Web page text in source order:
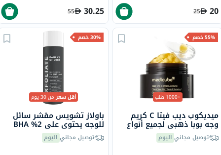
20
25
30.25
55
55% خصم
+1000 طلب
ميديكوب ديب فيتا C كريم
وجه بوبا ذهبي لجميع أنواع
البشرة 55 جرام
توصيل مجاني اليوم
30% خصم
أقل سعرمن 30 يوم
باولاز تشويس مقشر سائل
للوجه يحتوي على 2% BHA
ملتوصيل مجاني اليوم